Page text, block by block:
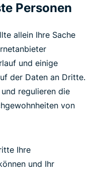
Personen
allein Ihre Sache
und einige
der Daten an Dritte.
regulieren die
von
Ihre
und Ihr